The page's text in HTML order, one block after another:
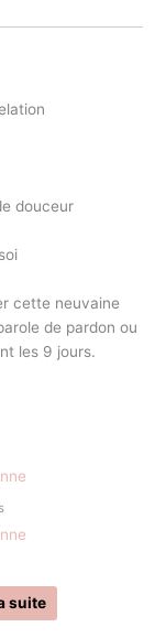
douceur
cette neuvaine
de pardon ou
les 9 jours.
suite